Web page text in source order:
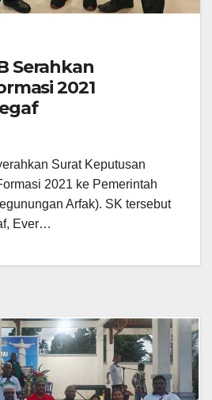
Serahkan
2021
Surat Keputusan
2021 ke Pemerintah
Arfak). SK tersebut
Ever…